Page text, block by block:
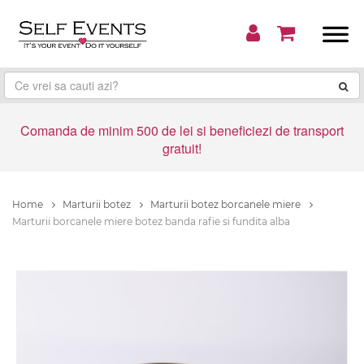
Comanda de minim 500 de lei si beneficiezi de transport
gratuit!
Home Marturii botez
Marturii botez borcanele miere
Marturii borcanele miere botez banda rafie si fundita alba